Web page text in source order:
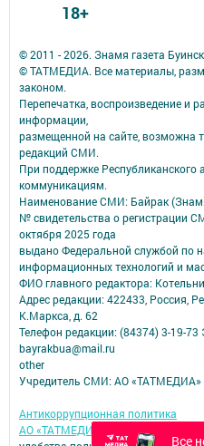
Все
© 2011 - 2026. Знамя газета
© ТАТМЕДИА. Все материалы,
законом.
Перепечатка, воспроизведение и
информации,
размещенной на сайте, возможна
редакций СМИ.
При поддержке Республиканского
коммуникациям.
Наименование СМИ: Байрак
№ свидетельства о регистрации
октября 2025 года
выдано Федеральной службой по
информационных технологий и
ФИО главного редактора:
Адрес редакции: 422433, Россия,
К.Маркса, д. 62
Телефон редакции: (84374) 3-19-
bayrakbua@mail.ru
other
Учредитель СМИ: АО «ТАТМЕДИА»
Антикоррупционная политика
АО «ТАТМЕДИА» использует
18+